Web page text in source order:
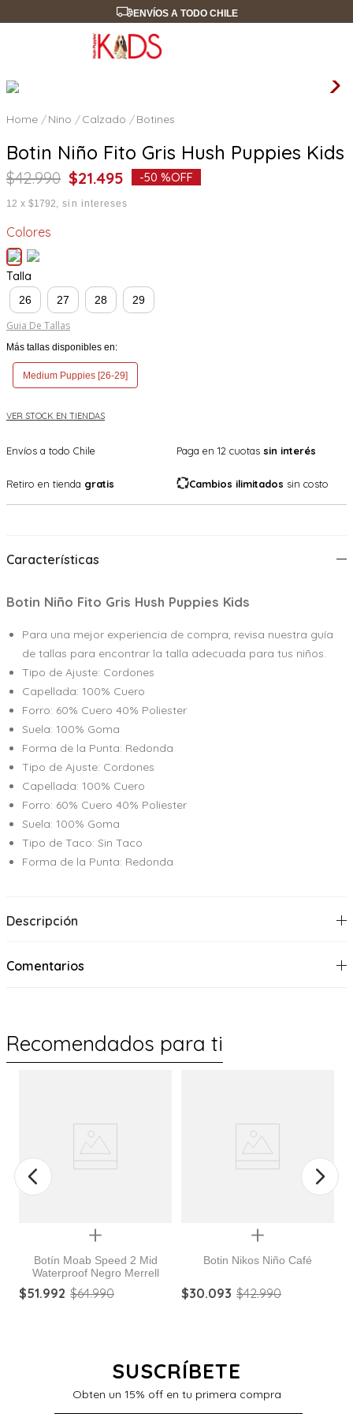
ENVÍOS A TODO CHILE
Nino Calzado Botines
Botin Niño Fito Gris Hush Puppies Kids
$42.990 $21.495 -50 %OFF
12 x $1792 sin intereses
Colores
Talla
26 27 28 29
Guia De Tallas
Más tallas disponibles en:
Medium Puppies [26-29]
VER STOCK EN TIENDAS
Envíos a todo Chile Paga en 12 cuotas sin interés
Retiro en tienda gratis Cambios ilimitados sin costo
Características
Botin Niño Fito Gris Hush Puppies Kids
Para una mejor experiencia de compra, revisa nuestra guía
de tallas para encontrar la talla adecuada para tus niños.
Tipo de Ajuste: Cordones
Capellada: 100% Cuero
Forro: 60% Cuero 40% Poliester
Suela: 100% Goma
Forma de la Punta: Redonda
Tipo de Ajuste: Cordones
Capellada: 100% Cuero
Forro: 60% Cuero 40% Poliester
Suela: 100% Goma
Tipo de Taco: Sin Taco
Forma de la Punta: Redonda
Descripción
Comentarios
Recomendados para ti
Quickview
Botín Moab Speed 2 Mid
Waterproof Negro Merrell
$51.992 $64.990
Quickview
Botin Nikos Niño Café
$30.093 $42.990
SUSCRÍBETE
Obten un 15% off en tu primera compra